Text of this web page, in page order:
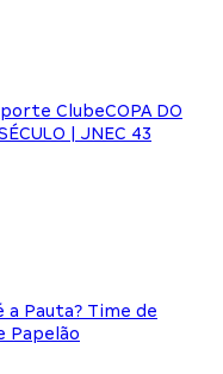
ClubeCOPA DO
| JNEC 43
a Pauta? Time de
Papelão